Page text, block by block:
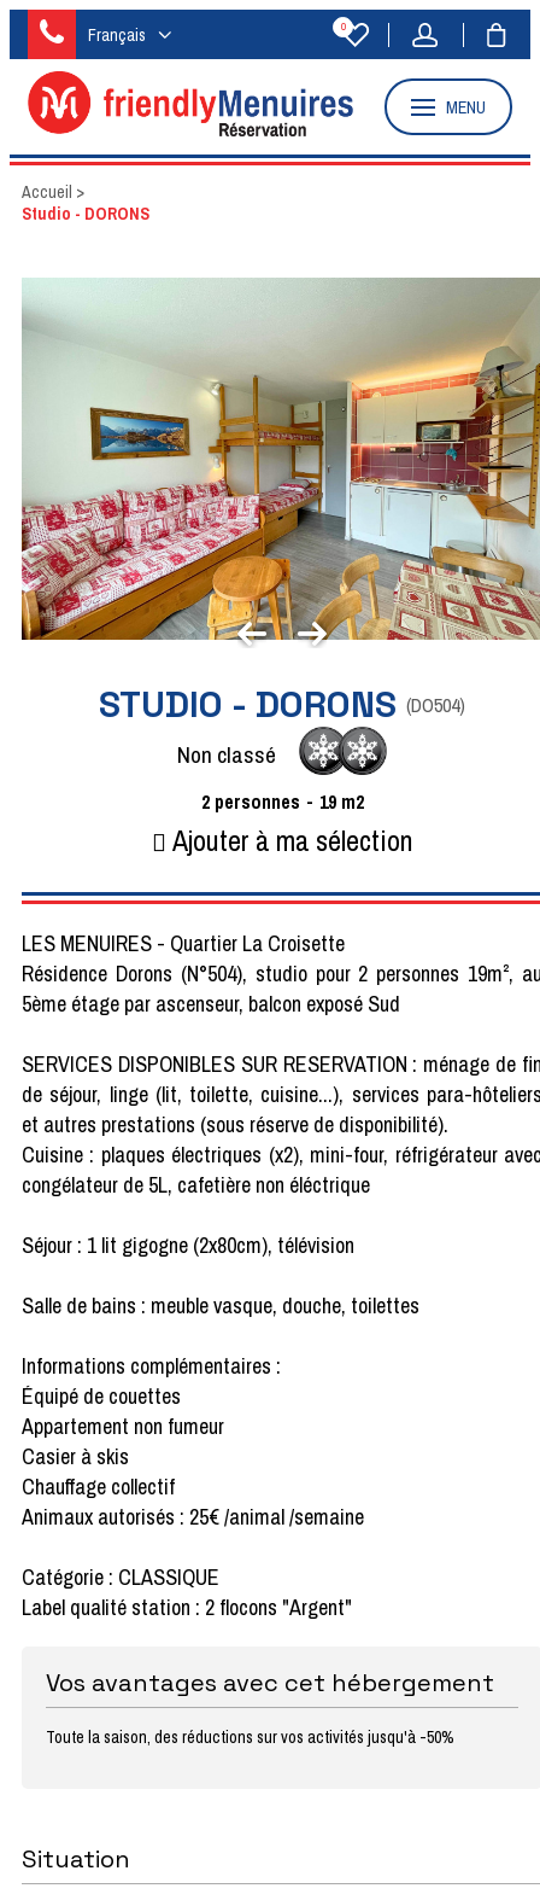
Français 0
MENU
Accueil >
Studio - DORONS
STUDIO - DORONS (DO504)
Non classé
2 personnes 19 m2
Ajouter à ma sélection
LES MENUIRES - Quartier La Croisette
Résidence Dorons (N°504), studio pour 2 personnes 19m²,
5ème étage par ascenseur, balcon exposé Sud
SERVICES DISPONIBLES SUR RESERVATION : ménage de
de séjour, linge (lit, toilette, cuisine...), services para-
et autres prestations (sous réserve de disponibilité).
Cuisine : plaques électriques (x2), mini-four, réfrigérateur
congélateur de 5L, cafetière non éléctrique
Séjour : 1 lit gigogne (2x80cm), télévision
Salle de bains : meuble vasque, douche, toilettes
Informations complémentaires :
Équipé de couettes
Appartement non fumeur
Casier à skis
Chauffage collectif
Animaux autorisés : 25€ /animal /semaine
Catégorie : CLASSIQUE
Label qualité station : 2 flocons "Argent"
Vos avantages avec cet hébergement
Toute la saison, des réductions sur vos activités jusqu'à -50%
Situation